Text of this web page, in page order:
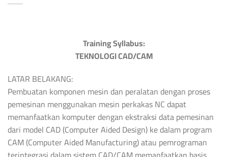
Training Syllabus:
TEKNOLOGI CAD/CAM
LATAR BELAKANG:
Pembuatan komponen mesin dan peralatan dengan proses
pemesinan menggunakan mesin perkakas NC dapat
memanfaatkan komputer dengan ekstraksi data pemesinan
dari model CAD (Computer Aided Design) ke dalam program
CAM (Computer Aided Manufacturing) atau pemrograman